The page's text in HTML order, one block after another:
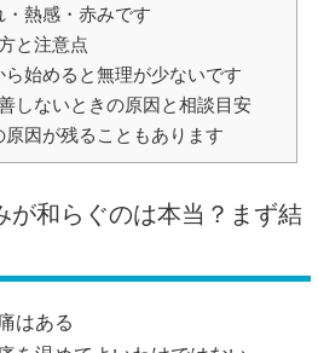
熱感・赤みです
と注意点
始めると無理が少ないです
しないときの原因と相談目安
因が残ることもあります
が和らぐのは本当？まず結
はある